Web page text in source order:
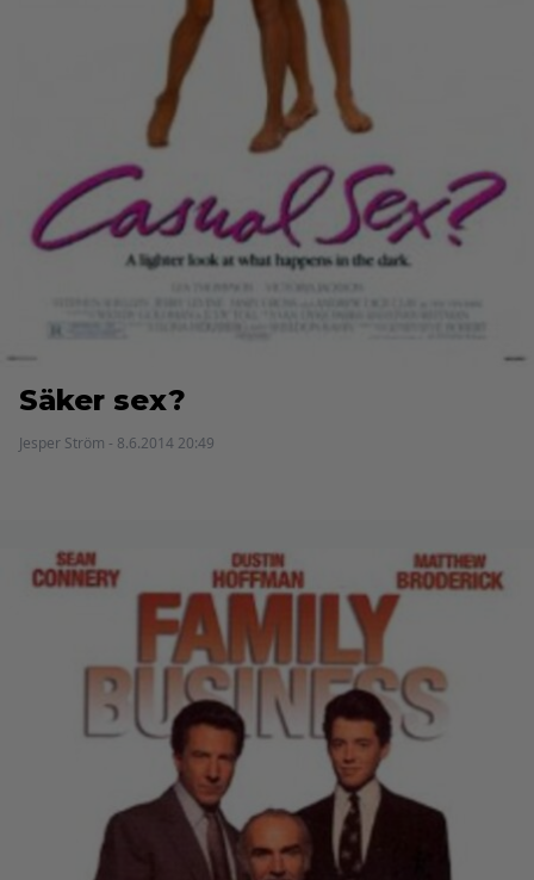
Säker sex?
Jesper Ström - 8.6.2014 20:49